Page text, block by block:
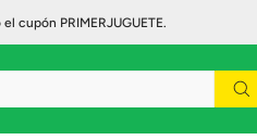
cupón PRIMERJUGUETE.